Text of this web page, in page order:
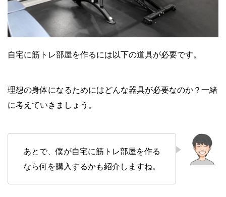
自宅に筋トレ部屋を作るには以下の道具が必要です。
理想の身体になるためにはどんな器具が必要なのか？一緒
に考えていきましょう。
あとで、僕が自宅に筋トレ部屋を作る
なら何を購入するかも紹介しますね。